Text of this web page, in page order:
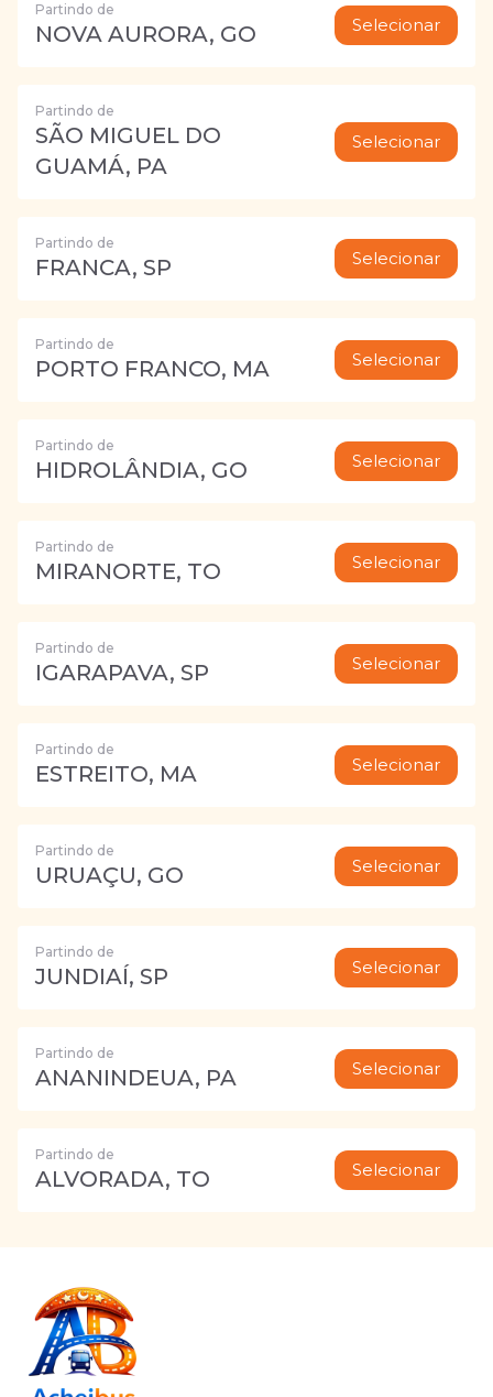
Partindo de
NOVA AURORA, GO Selecionar
Partindo de
SÃO MIGUEL DO
GUAMÁ, PA
Selecionar
Partindo de
FRANCA, SP Selecionar
Partindo de
PORTO FRANCO, MA Selecionar
Partindo de
HIDROLÂNDIA, GO Selecionar
Partindo de
MIRANORTE, TO Selecionar
Partindo de
IGARAPAVA, SP Selecionar
Partindo de
ESTREITO, MA Selecionar
Partindo de
URUAÇU, GO Selecionar
Partindo de
JUNDIAÍ, SP Selecionar
Partindo de
ANANINDEUA, PA Selecionar
Partindo de
ALVORADA, TO Selecionar